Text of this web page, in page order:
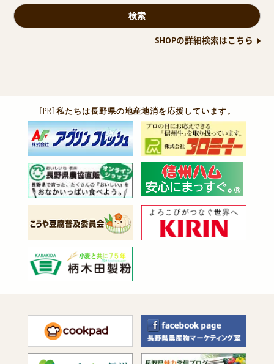
SHOPの詳細検索はこちら
［PR］私たちは長野県の地産地消を応援しています。